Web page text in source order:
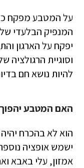
על המטבע מפקח
המנפיק הבלעדי
יפקח על הארגון
וסוגיית
להיות נושא חם
האם המטבע
הוא לא בהכרח
ישמש אופציה
אמזון, עלי באבא